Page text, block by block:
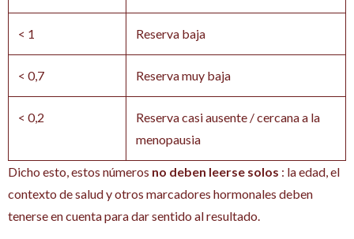
< 1 Reserva baja
< 0,7 Reserva muy baja
< 0,2
Reserva casi ausente / cercana a la
menopausia
Dicho esto, estos números no deben leerse solos : la edad, el
contexto de salud y otros marcadores hormonales deben
tenerse en cuenta para dar sentido al resultado.